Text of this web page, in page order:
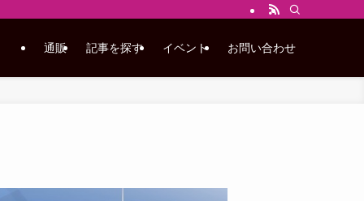
通販 記事を探す イベント お問い合わせ